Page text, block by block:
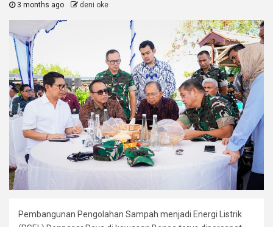
3 months ago deni oke
Pembangunan Pengolahan Sampah menjadi Energi Listrik